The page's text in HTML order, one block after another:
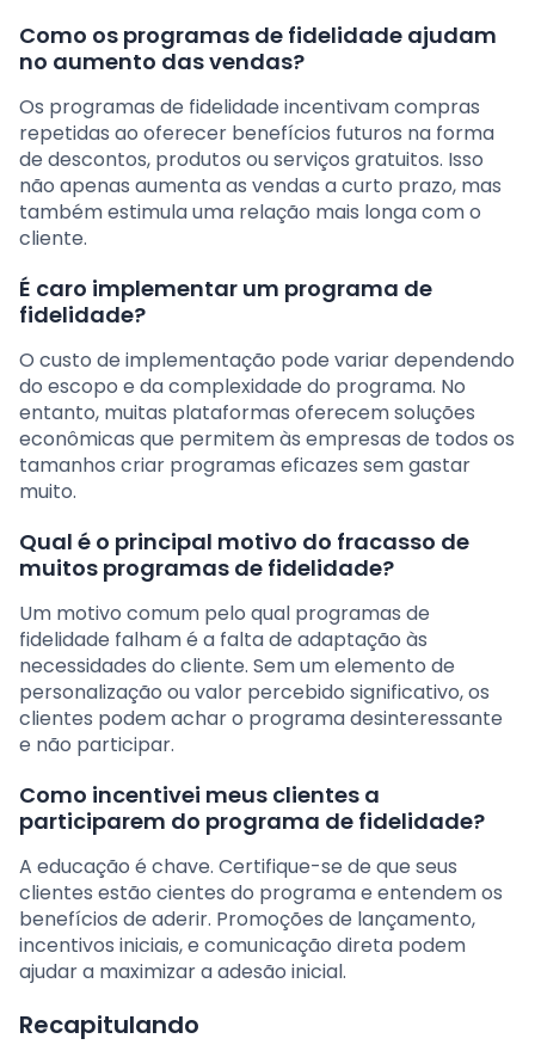
Como os programas de fidelidade ajudam
no aumento das vendas?
Os programas de fidelidade incentivam compras
repetidas ao oferecer benefícios futuros na forma
de descontos, produtos ou serviços gratuitos. Isso
não apenas aumenta as vendas a curto prazo, mas
também estimula uma relação mais longa com o
cliente.
É caro implementar um programa de
fidelidade?
O custo de implementação pode variar dependendo
do escopo e da complexidade do programa. No
entanto, muitas plataformas oferecem soluções
econômicas que permitem às empresas de todos os
tamanhos criar programas eficazes sem gastar
muito.
Qual é o principal motivo do fracasso de
muitos programas de fidelidade?
Um motivo comum pelo qual programas de
fidelidade falham é a falta de adaptação às
necessidades do cliente. Sem um elemento de
personalização ou valor percebido significativo, os
clientes podem achar o programa desinteressante
e não participar.
Como incentivei meus clientes a
participarem do programa de fidelidade?
A educação é chave. Certifique-se de que seus
clientes estão cientes do programa e entendem os
benefícios de aderir. Promoções de lançamento,
incentivos iniciais, e comunicação direta podem
ajudar a maximizar a adesão inicial.
Recapitulando